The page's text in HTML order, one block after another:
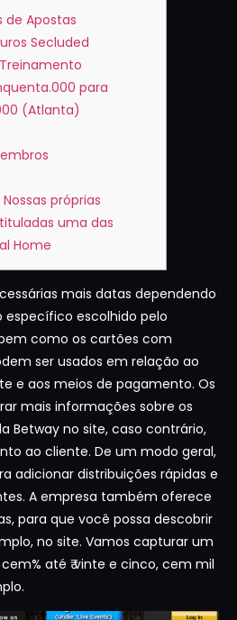
de Apostas
Secluded
para
(Atlanta)
próprias
uma das
Home
mais datas dependendo
escolhido pelo
como os cartões com
ser usados ​​em relação ao
e aos meios de pagamento. Os
mais informações sobre os
Betway no site, caso contrário,
ao cliente. De um modo geral,
adicionar distribuições rápidas e
A empresa também oferece
para que você possa descobrir
no site. Vamos capturar um
até ₹ vinte e cinco, cem mil